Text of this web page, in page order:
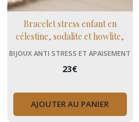
Bracelet stress enfant en
célestine, sodalite et howlite,
pierres naturelles apaisantes
BIJOUX ANTI STRESS ET APAISEMENT
23€
AJOUTER AU PANIER